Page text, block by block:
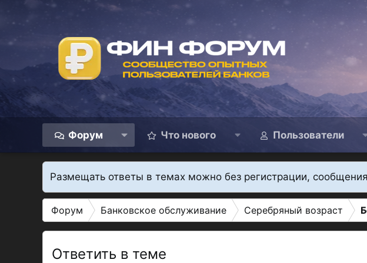
Форум Что нового Пользователи
Размещать ответы в темах можно без регистрации,
Форум Банковское обслуживание Серебряный возраст
Ответить в теме